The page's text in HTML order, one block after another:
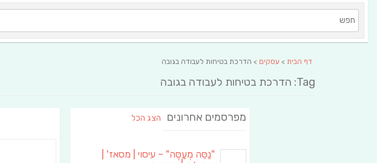
דף הבית > עסקים > הדרכת בטיחות לעבודה בגובה
Tag: הדרכת בטיחות לעבודה בגובה
מפרסמים אחרונים הצג הכל
"נַסֵּה מְעַסֶּה" – עיסוי | מסאז' |